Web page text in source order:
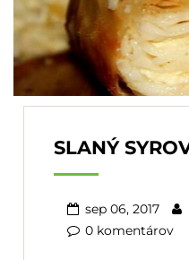
SLANÝ
sep 06, 2017
0 komentárov